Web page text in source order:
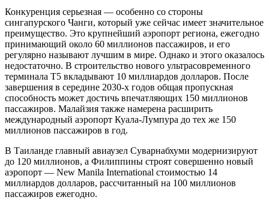
Конкуренция серьезная — особенно со стороны
сингапурского Чанги, который уже сейчас имеет значительное
преимущество. Это крупнейший аэропорт региона, ежегодно
принимающий около 60 миллионов пассажиров, и его
регулярно называют лучшим в мире. Однако и этого оказалось
недостаточно. В строительство нового ультрасовременного
терминала T5 вкладывают 10 миллиардов долларов. После
завершения в середине 2030-х годов общая пропускная
способность может достичь впечатляющих 150 миллионов
пассажиров. Малайзия также намерена расширить
международный аэропорт Куала-Лумпура до тех же 150
миллионов пассажиров в год.
В Таиланде главный авиаузел Суварнабхуми модернизируют
до 120 миллионов, а Филиппины строят совершенно новый
аэропорт — New Manila International стоимостью 14
миллиардов долларов, рассчитанный на 100 миллионов
пассажиров ежегодно.